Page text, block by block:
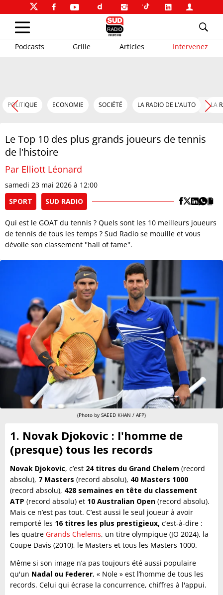
Podcasts Grille Articles Intervenez
POLITIQUE ECONOMIE SOCIÉTÉ LA RADIO DE L'AUTO LA
Le Top 10 des plus grands joueurs de tennis
de l'histoire
Par Elliott Léonard
samedi 23 mai 2026 à 12:00
SPORT
SUD RADIO
Qui est le GOAT du tennis ? Quels sont les 10 meilleurs joueurs
de tennis de tous les temps ? Sud Radio se mouille et vous
dévoile son classement ''hall of fame''.
(Photo by SAEED KHAN / AFP)
1. Novak Djokovic : l'homme de
(presque) tous les records
Novak Djokovic, c’est 24 titres du Grand Chelem (record
absolu), 7 Masters (record absolu), 40 Masters 1000
(record absolu), 428 semaines en tête du classement
ATP (record absolu) et 10 Australian Open (record absolu).
Mais ce n’est pas tout. C’est aussi le seul joueur à avoir
remporté les 16 titres les plus prestigieux, c’est-à-dire :
les quatre Grands Chelems, un titre olympique (JO 2024), la
Coupe Davis (2010), le Masters et tous les Masters 1000.
Même si son image n’a pas toujours été aussi populaire
qu'un Nadal ou Federer, « Nole » est l’homme de tous les
records. Celui qui écrase la concurrence, chiffres à l'appui.